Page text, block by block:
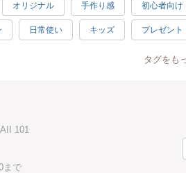
オリジナル 手作り感 初心者向け
日常使い キッズ プレゼント
癒し
ラック
タグをも
101
まで